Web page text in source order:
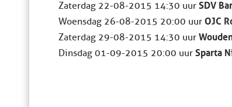
Zaterdag​ 22-08-2015​​​​ 14:30 uur ​ SDV
Woensdag 26-08-2015​​​ 20:00 uur OJC
Zaterdag​ 29-08-2015​​​​ 14:30 uur ​
Dinsdag 01-09-2015 ​​​​20:00 uur ​ Sparta